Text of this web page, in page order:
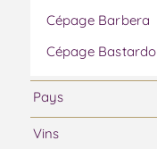
Cépage Barbera
Cépage Bastardo
Cépage Bical
Cépage Boal
Cépage Bonarda
Pays
Vins